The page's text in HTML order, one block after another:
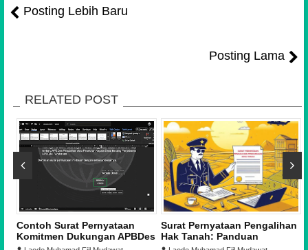
Posting Lebih Baru
Posting Lama
RELATED POST
Contoh Surat Pernyataan
Komitmen Dukungan APBDes
untuk Pembentukan Koperasi
Surat Pernyataan Pengalihan
Hak Tanah: Panduan
Lengkap dan Contoh Format